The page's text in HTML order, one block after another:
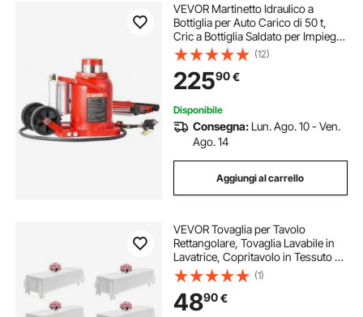
VEVOR Martinetto Idraulico a
Bottiglia per Auto Carico di 50 t,
Cric a Bottiglia Saldato per Impieghi
Gravosi Pneumatico o Manuale con
Pompa per SUV, Camion, Camper,
Riparazione Auto, Rosso
(12)
22590€
Disponibile
Consegna: Lun. Ago. 10 - Ven.
Ago. 14
Aggiungi al carrello
VEVOR Tovaglia per Tavolo
Rettangolare, Tovaglia Lavabile in
Lavatrice, Copritavolo in Tessuto di
Poliestere Resistente alle Pieghe per
Matrimonio, Festa, Banchetto,
Bianco 6 Pezzi 2286 x 3353 mm
(1)
4890€